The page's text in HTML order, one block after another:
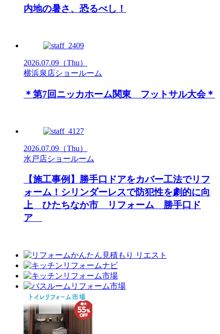
内地の暑さ、恐るべし！
2026.07.09 （Thu）
横浜泉店ショールーム
＊第7回ニッカホーム関東 フットサル大会＊
2026.07.09 （Thu）
水戸店ショールーム
【施工事例】勝手口ドアをカバー工法でリフ
ォーム！シリンダーレスで防犯性を劇的に向
上 ひたちなか市 リフォーム 勝手口ド
ア